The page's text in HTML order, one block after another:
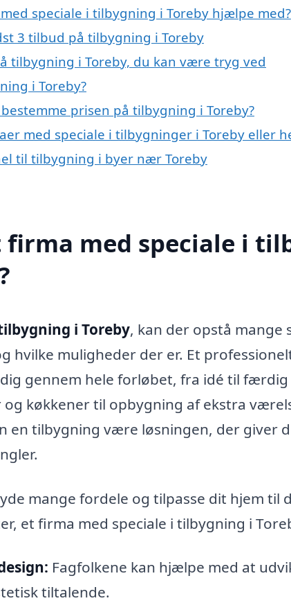
speciale i tilbygning i Toreby hjælpe med?
3 tilbud på tilbygning i Toreby
tilbygning i Toreby, du kan være tryg ved
i Toreby?
prisen på tilbygning i Toreby?
med speciale i tilbygninger i Toreby eller
til tilbygning i byer nær Toreby
firma med speciale i
i Toreby, kan der opstå mange
hvilke muligheder der er. Et
gennem hele forløbet, fra idé til
køkkener til opbygning af ekstra
en tilbygning være løsningen, der giver
mange fordele og tilpasse dit hjem til
et firma med speciale i tilbygning i
Fagfolkene kan hjælpe med at
tiltalende.